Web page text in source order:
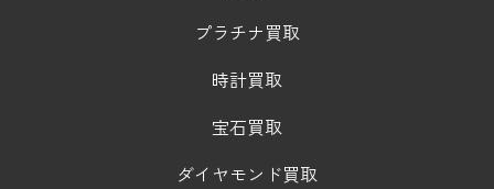
プラチナ買取
時計買取
宝石買取
ダイヤモンド買取